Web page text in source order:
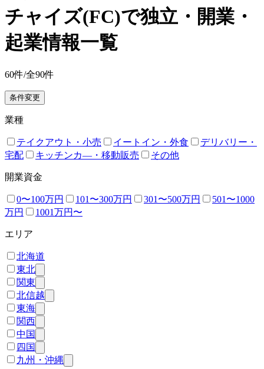
チャイズ(FC)で独立・開業・
起業情報一覧
60件/全90件
条件変更
業種
テイクアウト・小売 イートイン・外食
デリバリー・
宅配
キッチンカ―・移動販売 その他
開業資金
0〜100万円 101〜300万円 301〜500万円
501〜1000
万円
1001万円〜
エリア
北海道
東北
関東
北信越
東海
関西
中国
四国
九州・沖縄